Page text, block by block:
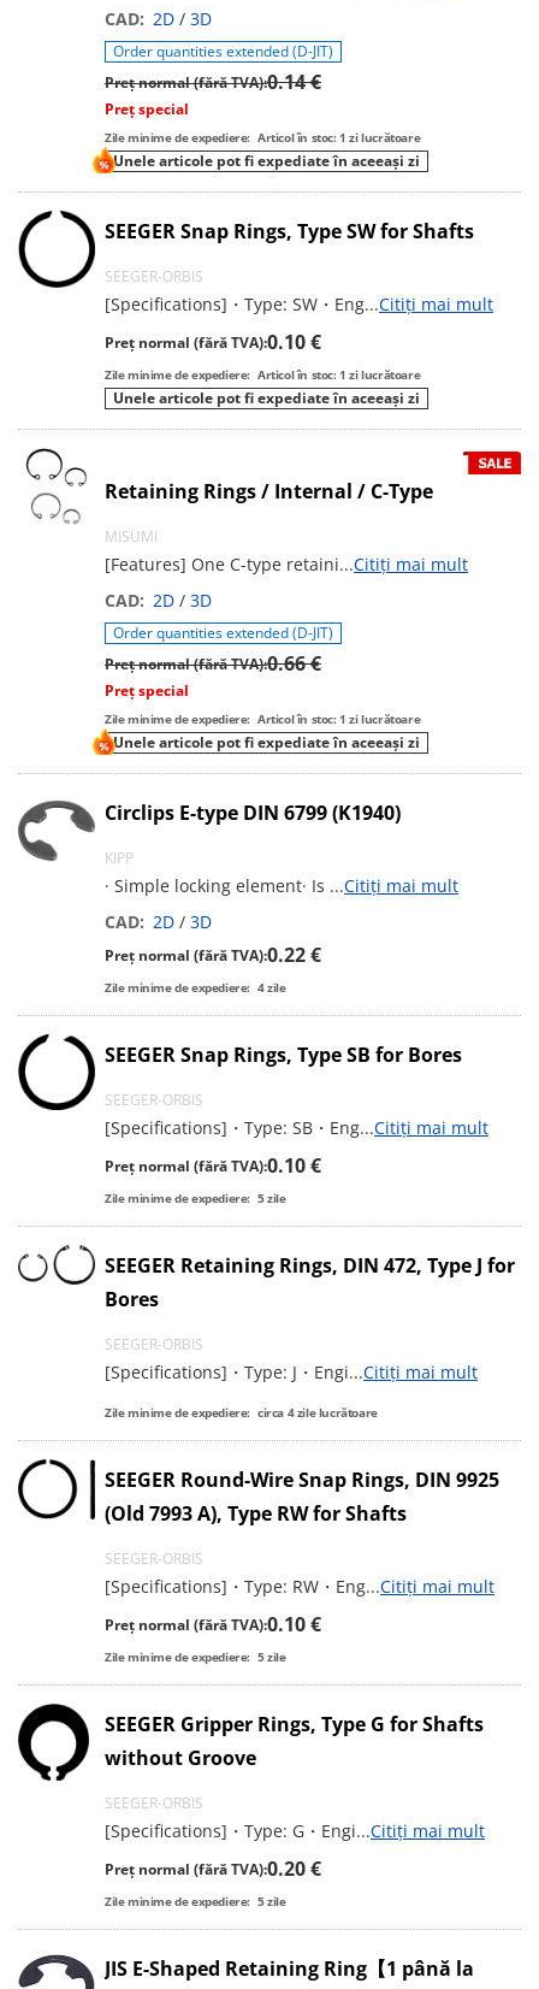
CAD: 2D / 3D
Order quantities extended (D-JIT)
Preț normal (fără TVA):0.14 €
Preț special
Zile minime de expediere: Articol în stoc: 1 zi lucrătoare
Unele articole pot fi expediate în aceeași zi
SEEGER Snap Rings, Type SW for Shafts
SEEGER-ORBIS
[Specifications]・Type: SW・Eng...Citiți mai mult
Preț normal (fără TVA):0.10 €
Zile minime de expediere: Articol în stoc: 1 zi lucrătoare
Unele articole pot fi expediate în aceeași zi
Retaining Rings / Internal / C-Type
MISUMI
[Features] One C-type retaini...Citiți mai mult
CAD: 2D / 3D
Order quantities extended (D-JIT)
Preț normal (fără TVA):0.66 €
Preț special
Zile minime de expediere: Articol în stoc: 1 zi lucrătoare
Unele articole pot fi expediate în aceeași zi
Circlips E-type DIN 6799 (K1940)
KIPP
· Simple locking element· Is ...Citiți mai mult
CAD: 2D / 3D
Preț normal (fără TVA):0.22 €
Zile minime de expediere: 4zile
SEEGER Snap Rings, Type SB for Bores
SEEGER-ORBIS
[Specifications]・Type: SB・Eng...Citiți mai mult
Preț normal (fără TVA):0.10 €
Zile minime de expediere: 5zile
SEEGER Retaining Rings, DIN 472, Type J for
Bores
SEEGER-ORBIS
[Specifications]・Type: J・Engi...Citiți mai mult
Zile minime de expediere: circa 4zile lucrătoare
SEEGER Round-Wire Snap Rings, DIN 9925
(Old 7993 A), Type RW for Shafts
SEEGER-ORBIS
[Specifications]・Type: RW・Eng...Citiți mai mult
Preț normal (fără TVA):0.10 €
Zile minime de expediere: 5zile
SEEGER Gripper Rings, Type G for Shafts
without Groove
SEEGER-ORBIS
[Specifications]・Type: G・Engi...Citiți mai mult
Preț normal (fără TVA):0.20 €
Zile minime de expediere: 5zile
JIS E-Shaped Retaining Ring【1 până la